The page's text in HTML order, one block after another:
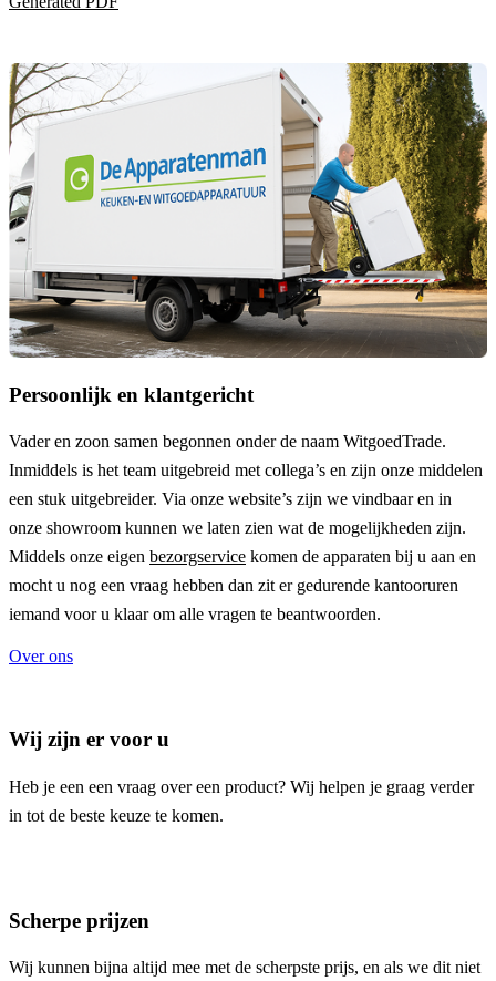
Persoonlijk en klantgericht
Vader en zoon samen begonnen onder de naam WitgoedTrade.
Inmiddels is het team uitgebreid met collega’s en zijn onze middelen
een stuk uitgebreider. Via onze website’s zijn we vindbaar en in
onze showroom kunnen we laten zien wat de mogelijkheden zijn.
Middels onze eigen bezorgservice komen de apparaten bij u aan en
mocht u nog een vraag hebben dan zit er gedurende kantooruren
iemand voor u klaar om alle vragen te beantwoorden.
Over ons
Wij zijn er voor u
Heb je een een vraag over een product? Wij helpen je graag verder
in tot de beste keuze te komen.
Scherpe prijzen
Wij kunnen bijna altijd mee met de scherpste prijs, en als we dit niet